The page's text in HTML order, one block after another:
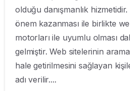
olduğu danışmanlık
önem kazanması ile birlikte
motorları ile uyumlu olması
gelmiştir. Web sitelerinin
hale getirilmesini sağlayan
adı verilir....